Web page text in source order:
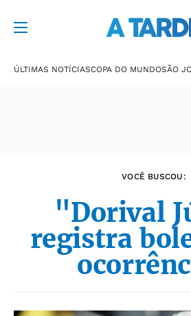
ÚLTIMAS NOTÍCIASCOPA DO MUNDOSÃO
VOCÊ BUSCOU:
"Dorival
registra